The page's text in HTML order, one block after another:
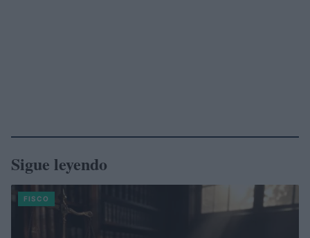
Sigue leyendo
FISCO